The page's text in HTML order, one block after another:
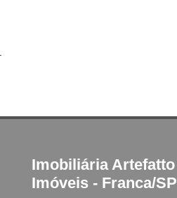
Imobiliária Artefatto
Imóveis - Franca/SP